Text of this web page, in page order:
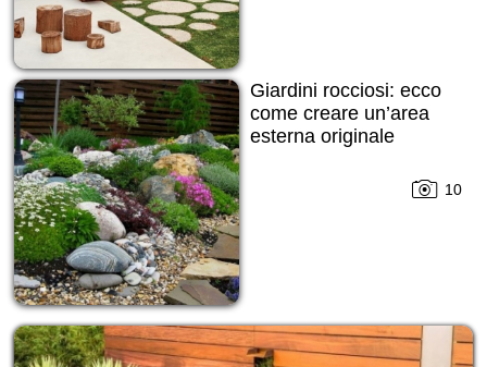
Giardini rocciosi: ecco
come creare un’area
esterna originale
10